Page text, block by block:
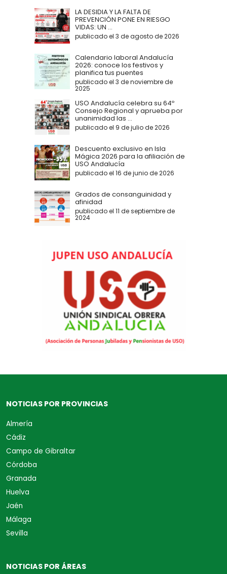
LA DESIDIA Y LA FALTA DE
PREVENCIÓN PONE EN RIESGO
VIDAS: UN ...
publicado el 3 de agosto de 2026
Calendario laboral Andalucía
2026: conoce los festivos y
planifica tus puentes
publicado el 3 de noviembre de
2025
USO Andalucía celebra su 64º
Consejo Regional y aprueba por
unanimidad las ...
publicado el 9 de julio de 2026
Descuento exclusivo en Isla
Mágica 2026 para la afiliación de
USO Andalucía
publicado el 16 de junio de 2026
Grados de consanguinidad y
afinidad
publicado el 11 de septiembre de
2024
NOTICIAS POR PROVINCIAS
Almería
Cádiz
Campo de Gibraltar
Córdoba
Granada
Huelva
Jaén
Málaga
Sevilla
NOTICIAS POR ÁREAS